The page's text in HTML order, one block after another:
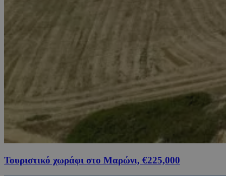
Τουριστικό χωράφι στο Μαρώνι, €225,000